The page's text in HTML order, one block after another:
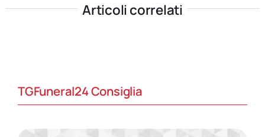
Articoli correlati
TGFuneral24 Consiglia